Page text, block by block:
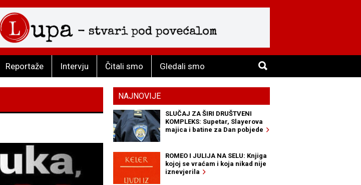
Reportaže Intervju Čitali smo Gledali smo
NAJNOVIJE
SLUČAJ ZA ŠIRI DRUŠTVENI
KOMPLEKS: Supetar, Slayerova
majica i batine za Dan pobjede
ROMEO I JULIJA NA SELU: Knjiga
kojoj se vraćam i koja nikad nije
iznevjerila